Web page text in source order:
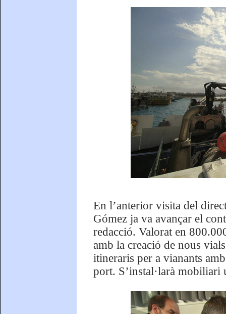
En l’anterior visita del
Gómez ja va avançar el
redacció. Valorat en
amb la creació de nous
itineraris per a vianants
port. S’instal·larà mobiliari